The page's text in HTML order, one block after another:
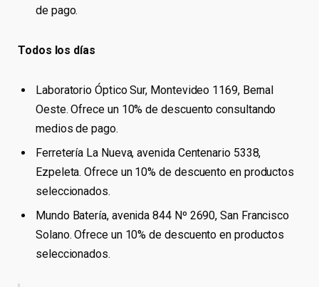
de pago.
Todos los días
Laboratorio Óptico Sur, Montevideo 1169, Bernal
Oeste. Ofrece un 10% de descuento consultando
medios de pago.
Ferretería La Nueva, avenida Centenario 5338,
Ezpeleta. Ofrece un 10% de descuento en productos
seleccionados.
Mundo Batería, avenida 844 Nº 2690, San Francisco
Solano. Ofrece un 10% de descuento en productos
seleccionados.